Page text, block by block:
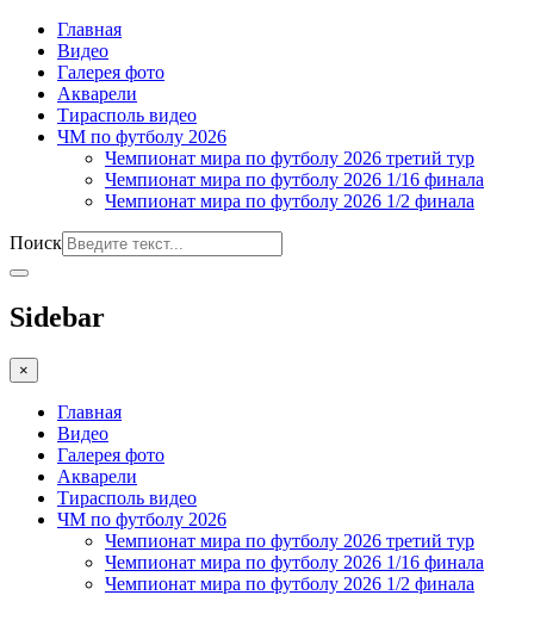
Главная
Видео
Галерея фото
Акварели
Тирасполь видео
ЧМ по футболу 2026
Чемпионат мира по футболу 2026 третий тур
Чемпионат мира по футболу 2026 1/16 финала
Чемпионат мира по футболу 2026 1/2 финала
Поиск
Sidebar
×
Главная
Видео
Галерея фото
Акварели
Тирасполь видео
ЧМ по футболу 2026
Чемпионат мира по футболу 2026 третий тур
Чемпионат мира по футболу 2026 1/16 финала
Чемпионат мира по футболу 2026 1/2 финала